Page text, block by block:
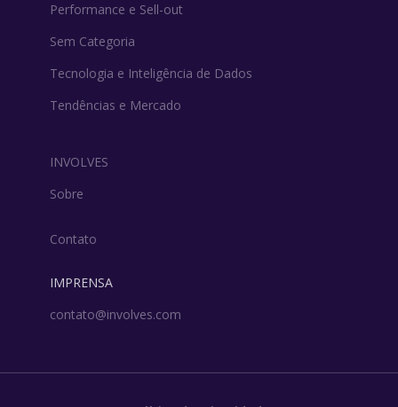
Performance e Sell-out
Sem Categoria
Tecnologia e Inteligência de Dados
Tendências e Mercado
INVOLVES
Sobre
Contato
IMPRENSA
contato@involves.com